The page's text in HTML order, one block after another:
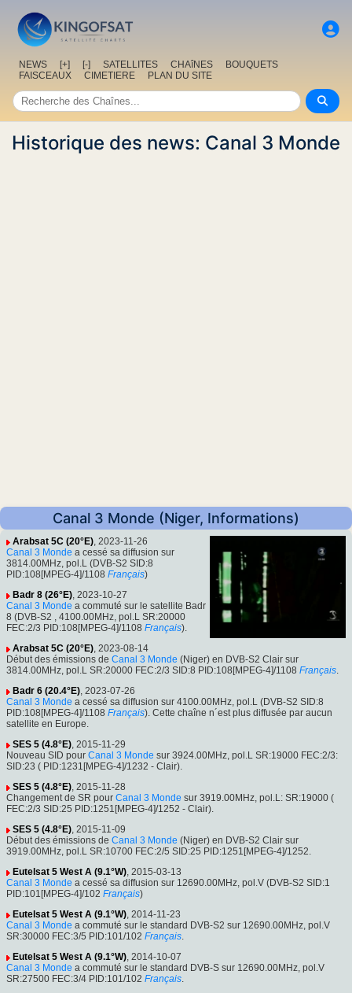
NEWS [+] [-] SATELLITES CHAîNES
BOUQUETS
FAISCEAUX
CIMETIERE PLAN DU SITE
Historique des news: Canal 3 Monde
Canal 3 Monde (Niger, Informations)
Arabsat 5C (20°E), 2023-11-26
Canal 3 Monde a cessé sa diffusion sur
3814.00MHz, pol.L (DVB-S2 SID:8
PID:108[MPEG-4]/1108 Français)
Badr 8 (26°E), 2023-10-27
Canal 3 Monde a commuté sur le satellite Badr
8 (DVB-S2 , 4100.00MHz, pol.L SR:20000
FEC:2/3 PID:108[MPEG-4]/1108 Français).
Arabsat 5C (20°E), 2023-08-14
Début des émissions de Canal 3 Monde (Niger) en DVB-S2 Clair sur
3814.00MHz, pol.L SR:20000 FEC:2/3 SID:8 PID:108[MPEG-4]/1108 Français.
Badr 6 (20.4°E), 2023-07-26
Canal 3 Monde a cessé sa diffusion sur 4100.00MHz, pol.L (DVB-S2 SID:8
PID:108[MPEG-4]/1108 Français). Cette chaîne n´est plus diffusée par aucun
satellite en Europe.
SES 5 (4.8°E), 2015-11-29
Nouveau SID pour Canal 3 Monde sur 3924.00MHz, pol.L SR:19000 FEC:2/3:
SID:23 ( PID:1231[MPEG-4]/1232 - Clair).
SES 5 (4.8°E), 2015-11-28
Changement de SR pour Canal 3 Monde sur 3919.00MHz, pol.L: SR:19000 (
FEC:2/3 SID:25 PID:1251[MPEG-4]/1252 - Clair).
SES 5 (4.8°E), 2015-11-09
Début des émissions de Canal 3 Monde (Niger) en DVB-S2 Clair sur
3919.00MHz, pol.L SR:10700 FEC:2/5 SID:25 PID:1251[MPEG-4]/1252.
Eutelsat 5 West A (9.1°W), 2015-03-13
Canal 3 Monde a cessé sa diffusion sur 12690.00MHz, pol.V (DVB-S2 SID:1
PID:101[MPEG-4]/102 Français)
Eutelsat 5 West A (9.1°W), 2014-11-23
Canal 3 Monde a commuté sur le standard DVB-S2 sur 12690.00MHz, pol.V
SR:30000 FEC:3/5 PID:101/102 Français.
Eutelsat 5 West A (9.1°W), 2014-10-07
Canal 3 Monde a commuté sur le standard DVB-S sur 12690.00MHz, pol.V
SR:27500 FEC:3/4 PID:101/102 Français.